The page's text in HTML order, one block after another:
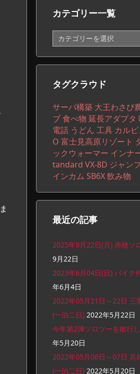
カテゴリー一覧
カ
テ
ゴ
リ
一
タグクラウド
サーバ構築 大王わさび
ブ食べ物 延長アダプタ
電話 うどん 工具 カルピ
O 富士見高原リゾート
ックウォーマー インナ
tandard VX-8D ジャン
インカム SB6X飲み物
最近の記事
2025年9月22日(月) 赤穂ソ
9月22日
2023年6月04日(日) バイク
年6月4日
2022年05月21日～22日 三
(一泊二日) 2022年5月22日
今年第2弾ソロツーを敢行し
年5月20日
2022年05月06日～07日 兵
(一泊二日) 2022年5月20日